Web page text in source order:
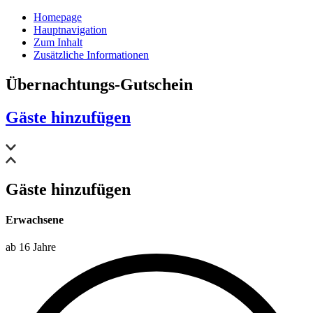
Homepage
Hauptnavigation
Zum Inhalt
Zusätzliche Informationen
Übernachtungs-Gutschein
Gäste hinzufügen
Gäste hinzufügen
Erwachsene
ab 16 Jahre